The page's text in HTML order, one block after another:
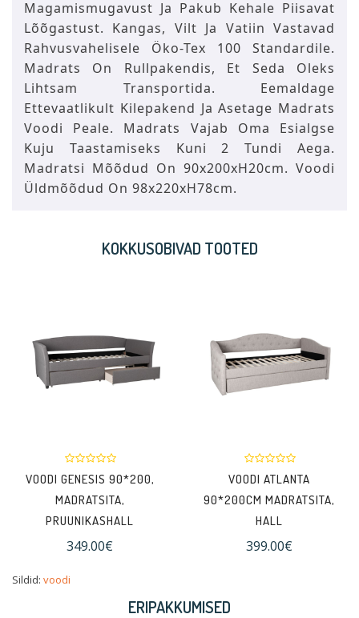
Magamismugavust Ja Pakub Kehale Piisavat
Lõõgastust. Kangas, Vilt Ja Vatiin Vastavad
Rahvusvahelisele Öko-Tex 100 Standardile.
Madrats On Rullpakendis, Et Seda Oleks
Lihtsam Transportida. Eemaldage
Ettevaatlikult Kilepakend Ja Asetage Madrats
Voodi Peale. Madrats Vajab Oma Esialgse
Kuju Taastamiseks Kuni 2 Tundi Aega.
Madratsi Mõõdud On 90x200xH20cm. Voodi
Üldmõõdud On 98x220xH78cm.
KOKKUSOBIVAD TOOTED
VOODI GENESIS 90*200,
MADRATSITA,
PRUUNIKASHALL
349.00€
VOODI ATLANTA
90*200CM MADRATSITA,
HALL
399.00€
Sildid: voodi
ERIPAKKUMISED